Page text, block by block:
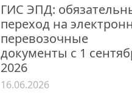
ГИС ЭПД:
переход на
перевозочные
документы с 1
2026
16.06.2026